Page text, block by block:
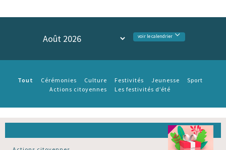
voir le calendrier
Tout Cérémonies Culture Festivités Jeunesse
Sport
Actions citoyennes
Les festivités d’été